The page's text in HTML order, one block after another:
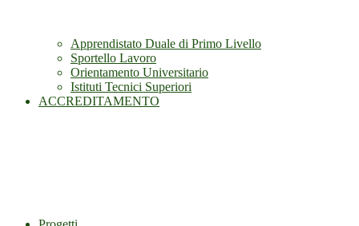
Apprendistato Duale di Primo Livello
Sportello Lavoro
Orientamento Universitario
Istituti Tecnici Superiori
ACCREDITAMENTO